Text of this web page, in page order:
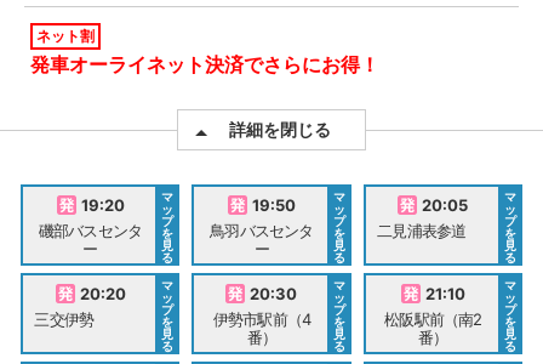
ネット割
発車オーライネット決済でさらにお得！
詳細を閉じる
19:20
磯部バスセンタ
ー
マ
ッ
プ
を
見
る
19:50
鳥羽バスセンタ
ー
マ
ッ
プ
を
見
る
20:05
二見浦表参道
マ
ッ
プ
を
見
る
20:20
三交伊勢
マ
ッ
プ
を
見
る
20:30
伊勢市駅前（4
番）
マ
ッ
プ
を
見
る
21:10
松阪駅前（南2
番）
マ
ッ
プ
を
見
る